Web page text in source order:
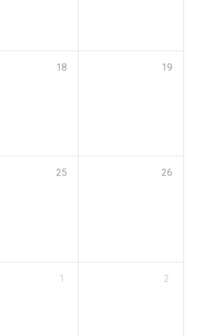
18 19
25 26
1 2